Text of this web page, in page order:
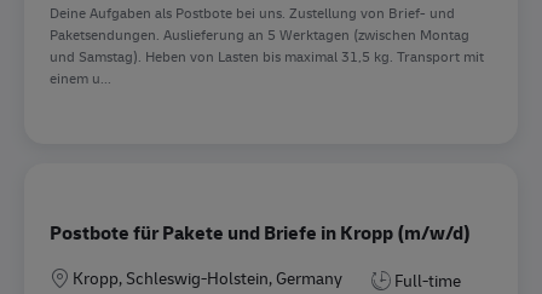
Deine Aufgaben als Postbote bei uns. Zustellung von Brief- und
Paketsendungen. Auslieferung an 5 Werktagen (zwischen Montag
und Samstag). Heben von Lasten bis maximal 31,5 kg. Transport mit
einem u...
Postbote für Pakete und Briefe in Kropp (m/w/d)
Location
Kropp, Schleswig-Holstein, Germany Full-time